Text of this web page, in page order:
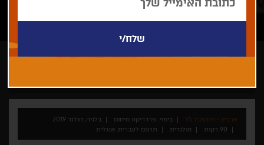
ארכיון - פסטיבל 35 בימוי: פרדריקה מיחום
בלגיה, הולנד 2019
90 דקות
הולנדית תרגום לעברית, אנגלית